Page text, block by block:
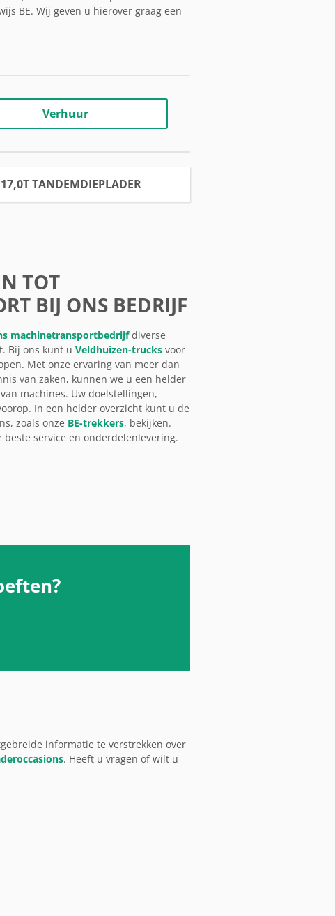
BE. Wij geven u hierover graag een
Verhuur
17,0T TANDEMDIEPLADER
TOT
BIJ ONS BEDRIJF
machinetransportbedrijfdiverse
Bij ons kunt u Veldhuizen-trucks voor
Met onze ervaring van meer dan
van zaken, kunnen we u een helder
machines. Uw doelstellingen,
In een helder overzicht kunt u de
zoals onze BE-trekkers, bekijken.
service en onderdelenlevering.
informatie te verstrekken over
. Heeft u vragen of wilt u